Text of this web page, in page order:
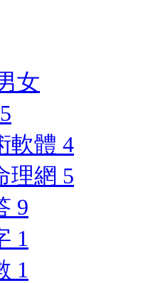
女
軟體 4
理網 5
9
1
1